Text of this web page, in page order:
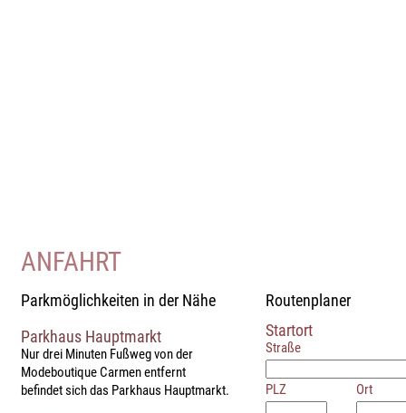
ANFAHRT
Parkmöglichkeiten in der Nähe
Parkhaus Hauptmarkt
Nur drei Minuten Fußweg von der
Modeboutique Carmen entfernt
befindet sich das Parkhaus Hauptmarkt.
Routenplaner
Startort
Straße
PLZ Ort